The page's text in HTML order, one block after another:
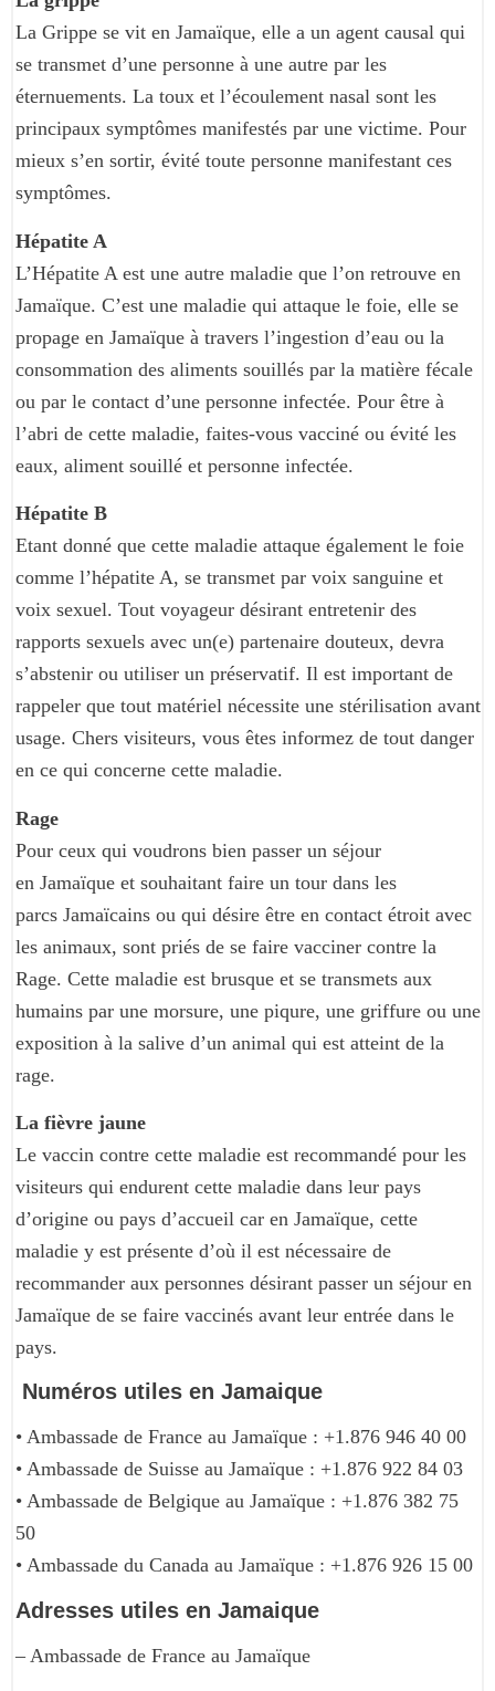
La Grippe se vit en Jamaïque, elle a un agent causal qui
se transmet d’une personne à une autre par les
éternuements. La toux et l’écoulement nasal sont les
principaux symptômes manifestés par une victime. Pour
mieux s’en sortir, évité toute personne manifestant ces
symptômes.
Hépatite A
L’Hépatite A est une autre maladie que l’on retrouve en
Jamaïque. C’est une maladie qui attaque le foie, elle se
propage en Jamaïque à travers l’ingestion d’eau ou la
consommation des aliments souillés par la matière fécale
ou par le contact d’une personne infectée. Pour être à
l’abri de cette maladie, faites-vous vacciné ou évité les
eaux, aliment souillé et personne infectée.
Hépatite B
Etant donné que cette maladie attaque également le foie
comme l’hépatite A, se transmet par voix sanguine et
voix sexuel. Tout voyageur désirant entretenir des
rapports sexuels avec un(e) partenaire douteux, devra
s’abstenir ou utiliser un préservatif. Il est important de
rappeler que tout matériel nécessite une stérilisation avant
usage. Chers visiteurs, vous êtes informez de tout danger
en ce qui concerne cette maladie.
Rage
Pour ceux qui voudrons bien passer un séjour
en Jamaïque et souhaitant faire un tour dans les
parcs Jamaïcains ou qui désire être en contact étroit avec
les animaux, sont priés de se faire vacciner contre la
Rage. Cette maladie est brusque et se transmets aux
humains par une morsure, une piqure, une griffure ou une
exposition à la salive d’un animal qui est atteint de la
rage.
La fièvre jaune
Le vaccin contre cette maladie est recommandé pour les
visiteurs qui endurent cette maladie dans leur pays
d’origine ou pays d’accueil car en Jamaïque, cette
maladie y est présente d’où il est nécessaire de
recommander aux personnes désirant passer un séjour en
Jamaïque de se faire vaccinés avant leur entrée dans le
pays.
Numéros utiles en Jamaique
• Ambassade de France au Jamaïque : +1.876 946 40 00
• Ambassade de Suisse au Jamaïque : +1.876 922 84 03
• Ambassade de Belgique au Jamaïque : +1.876 382 75
50
• Ambassade du Canada au Jamaïque : +1.876 926 15 00
Adresses utiles en Jamaique
– Ambassade de France au Jamaïque